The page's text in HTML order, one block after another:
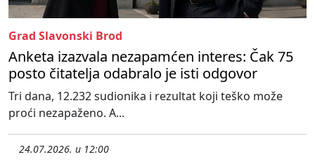
Grad Slavonski Brod
Anketa izazvala nezapamćen interes: Čak 75
posto čitatelja odabralo je isti odgovor
Tri dana, 12.232 sudionika i rezultat koji teško može
proći nezapaženo. A...
24.07.2026. u 12:00